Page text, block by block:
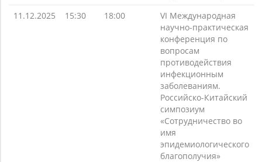
11.12.2025
15:30 18:00
VI Международная
научно-практическая
конференция по
вопросам
противодействия
инфекционным
заболеваниям.
Российско-Китайский
симпозиум
«Сотрудничество во
имя
эпидемиологического
благополучия»